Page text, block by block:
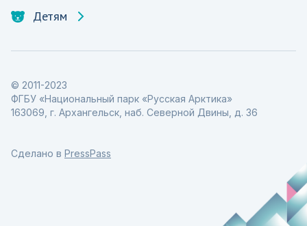
Детям
© 2011-2023
ФГБУ «Национальный парк «Русская Арктика»
163069, г. Архангельск, наб. Северной Двины, д. 36
Сделано в PressPass